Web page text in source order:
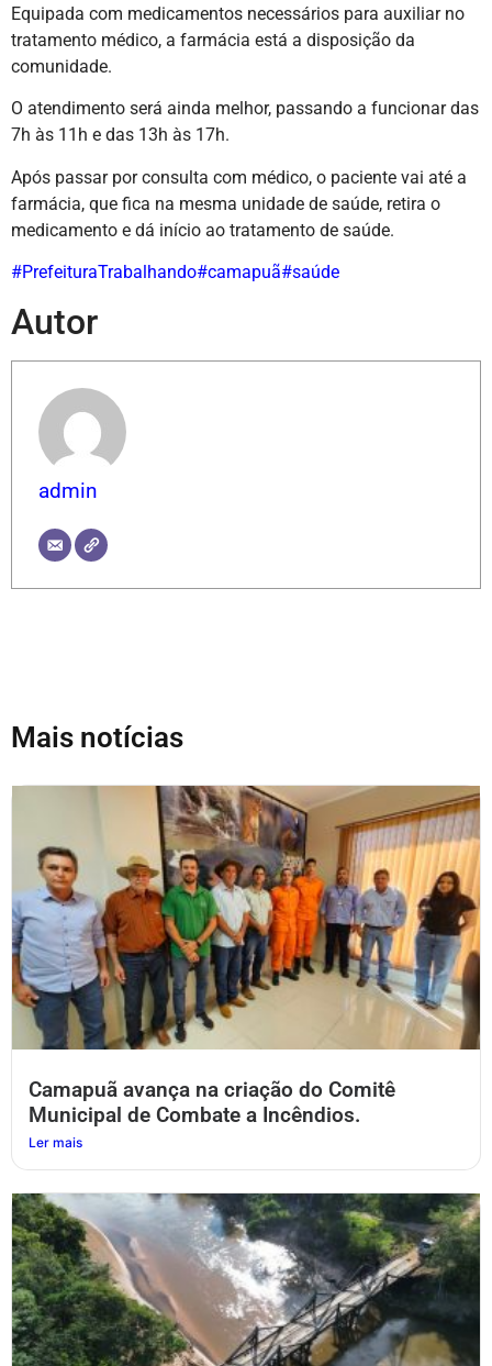
Equipada com medicamentos necessários para auxiliar no
tratamento médico, a farmácia está a disposição da
comunidade.
O atendimento será ainda melhor, passando a funcionar das
7h às 11h e das 13h às 17h.
Após passar por consulta com médico, o paciente vai até a
farmácia, que fica na mesma unidade de saúde, retira o
medicamento e dá início ao tratamento de saúde.
#PrefeituraTrabalhando#camapuã#saúde
Autor
admin
Mais notícias
Camapuã avança na criação do Comitê
Municipal de Combate a Incêndios.
Ler mais